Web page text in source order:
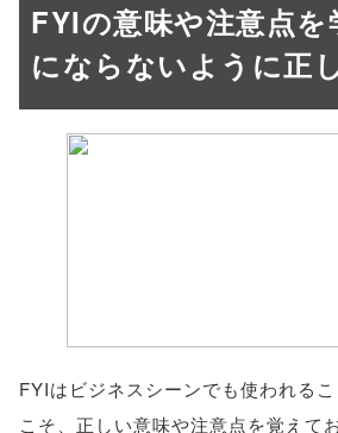
FYIの意味や注意点
にならないように正
FYIはビジネスシーンでも使われる
こそ、正しい意味や注意点を覚えて